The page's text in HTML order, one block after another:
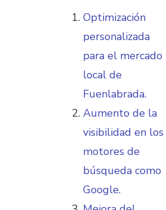
Optimización
personalizada
para el mercado
local de
Fuenlabrada.
Aumento de la
visibilidad en los
motores de
búsqueda como
Google.